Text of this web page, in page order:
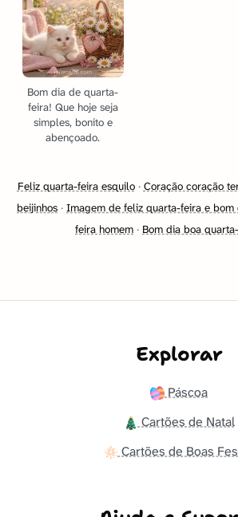
Bom dia de quarta-
feira! Que hoje seja
simples, bonito e
abençoado.
Feliz quarta-feira esquilo· Coração coração
beijinhos · Imagem de feliz quarta-feira e bom
feira homem · Bom dia boa
Explorar
Páscoa
Cartões de Natal
Cartões de Boas